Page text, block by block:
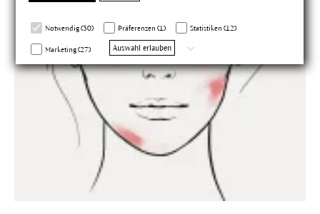
Notwendig (30) Präferenzen (1) Statistiken (12)
Marketing (27) Auswahl erlauben